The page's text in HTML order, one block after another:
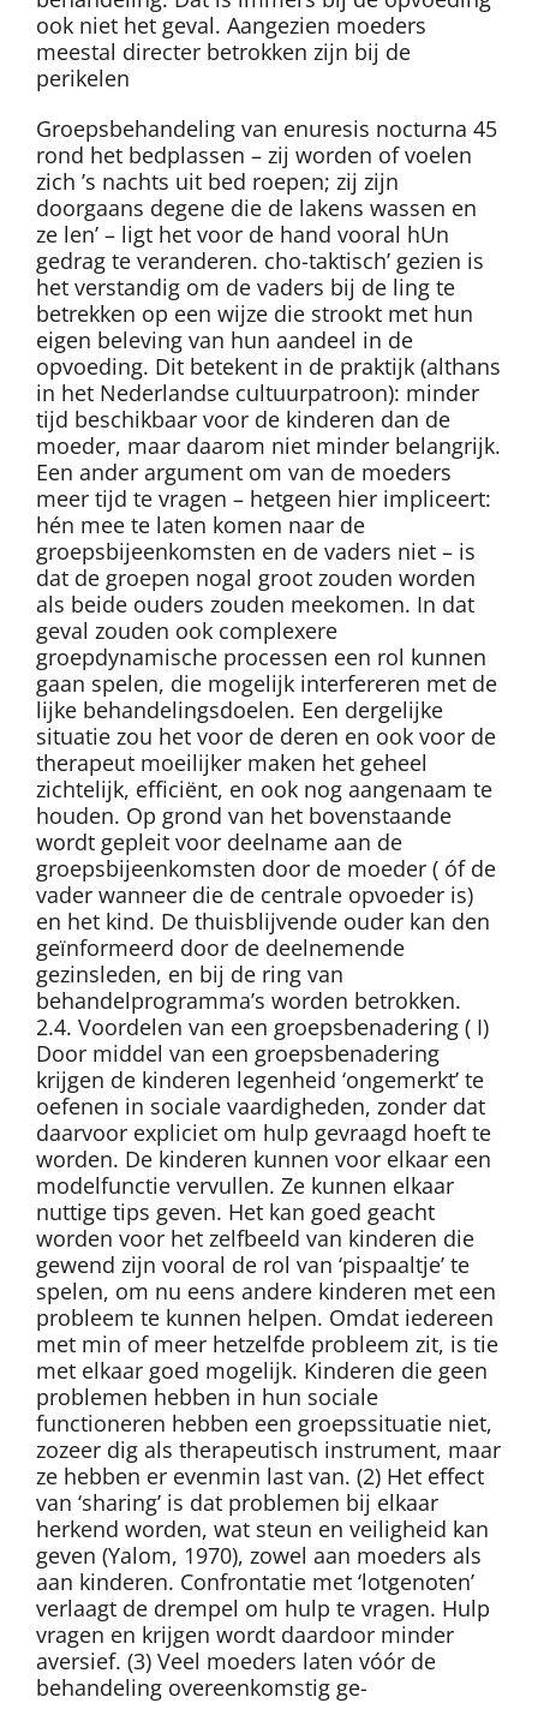
ook niet het geval. Aangezien moeders
meestal directer betrokken zijn bij de
perikelen
Groepsbehandeling van enuresis nocturna 45
rond het bedplassen – zij worden of voelen
zich ’s nachts uit bed roepen; zij zijn
doorgaans degene die de lakens wassen en
ze len’ – ligt het voor de hand vooral hUn
gedrag te veranderen. cho-taktisch’ gezien is
het verstandig om de vaders bij de ling te
betrekken op een wijze die strookt met hun
eigen beleving van hun aandeel in de
opvoeding. Dit betekent in de praktijk (althans
in het Nederlandse cultuurpatroon): minder
tijd beschikbaar voor de kinderen dan de
moeder, maar daarom niet minder belangrijk.
Een ander argument om van de moeders
meer tijd te vragen – hetgeen hier impliceert:
hén mee te laten komen naar de
groepsbijeenkomsten en de vaders niet – is
dat de groepen nogal groot zouden worden
als beide ouders zouden meekomen. In dat
geval zouden ook complexere
groepdynamische processen een rol kunnen
gaan spelen, die mogelijk interfereren met de
lijke behandelingsdoelen. Een dergelijke
situatie zou het voor de deren en ook voor de
therapeut moeilijker maken het geheel
zichtelijk, efficiënt, en ook nog aangenaam te
houden. Op grond van het bovenstaande
wordt gepleit voor deelname aan de
groepsbijeenkomsten door de moeder ( óf de
vader wanneer die de centrale opvoeder is)
en het kind. De thuisblijvende ouder kan den
geïnformeerd door de deelnemende
gezinsleden, en bij de ring van
behandelprogramma’s worden betrokken.
2.4. Voordelen van een groepsbenadering ( I)
Door middel van een groepsbenadering
krijgen de kinderen legenheid ‘ongemerkt’ te
oefenen in sociale vaardigheden, zonder dat
daarvoor expliciet om hulp gevraagd hoeft te
worden. De kinderen kunnen voor elkaar een
modelfunctie vervullen. Ze kunnen elkaar
nuttige tips geven. Het kan goed geacht
worden voor het zelfbeeld van kinderen die
gewend zijn vooral de rol van ‘pispaaltje’ te
spelen, om nu eens andere kinderen met een
probleem te kunnen helpen. Omdat iedereen
met min of meer hetzelfde probleem zit, is tie
met elkaar goed mogelijk. Kinderen die geen
problemen hebben in hun sociale
functioneren hebben een groepssituatie niet,
zozeer dig als therapeutisch instrument, maar
ze hebben er evenmin last van. (2) Het effect
van ‘sharing’ is dat problemen bij elkaar
herkend worden, wat steun en veiligheid kan
geven (Yalom, 1970), zowel aan moeders als
aan kinderen. Confrontatie met ‘lotgenoten’
verlaagt de drempel om hulp te vragen. Hulp
vragen en krijgen wordt daardoor minder
aversief. (3) Veel moeders laten vóór de
behandeling overeenkomstig ge-